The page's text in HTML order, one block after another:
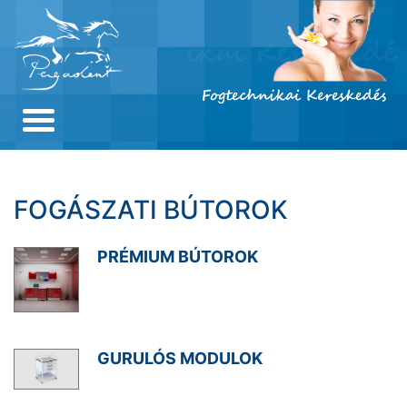
content
FOGÁSZATI BÚTOROK
PRÉMIUM BÚTOROK
GURULÓS MODULOK